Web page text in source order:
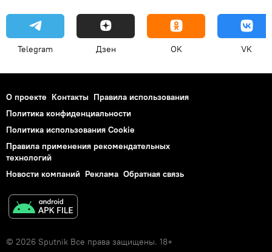
Telegram Дзен OK VK
О проекте Контакты Правила использования
Политика конфиденциальности
Политика использования Cookie
Правила применения рекомендательных
технологий
Новости компаний Реклама Обратная связь
© 2026 Sputnik Все права защищены. 18+